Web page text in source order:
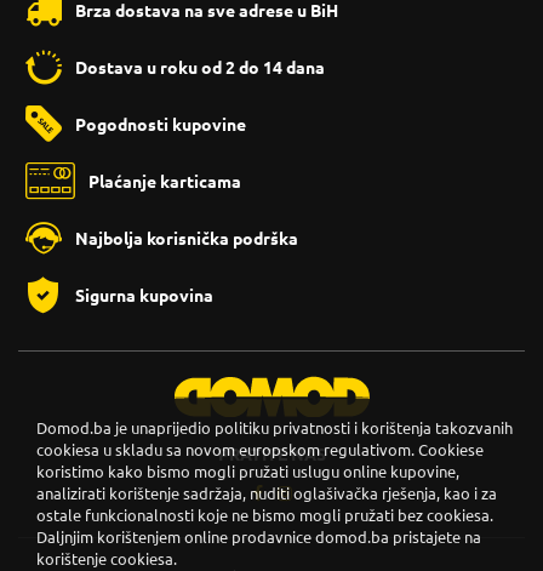
Brza dostava na sve adrese u BiH
Dostava u roku od 2 do 14 dana
Pogodnosti kupovine
Plaćanje karticama
Najbolja korisnička podrška
Sigurna kupovina
PRATITE NAS
Domod.ba je unaprijedio politiku privatnosti i korištenja takozvanih
cookiesa u skladu sa novom europskom regulativom. Cookiese
koristimo kako bismo mogli pružati uslugu online kupovine,
analizirati korištenje sadržaja, nuditi oglašivačka rješenja, kao i za
ostale funkcionalnosti koje ne bismo mogli pružati bez cookiesa.
Daljnjim korištenjem online prodavnice domod.ba pristajete na
korištenje cookiesa.